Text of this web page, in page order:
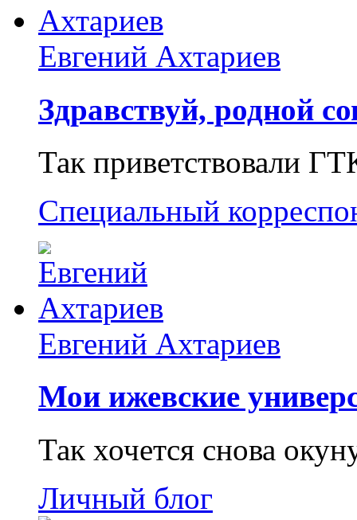
Евгений Ахтариев
Здравствуй, родной
Так приветствовали
Специальный
Евгений Ахтариев
Мои ижевские
Так хочется снова
Личный блог